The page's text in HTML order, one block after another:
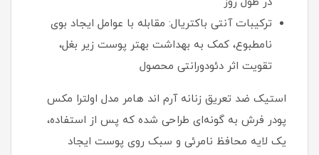
ترکیبات آنتی‌ باکتریال: مقابله با عوامل ایجاد بوی
نامطبوع، کمک به بهداشت بهتر پوست زیر بغل،
تقویت اثر دئودورانتی محصول
استیک ضد تعریق زنانه آرم اند هامر مدل اولترا مکس
پودر فرش به‌ گونه‌ای طراحی شده که پس از استفاده،
یک لایه محافظ نامرئی و سبک روی پوست ایجاد